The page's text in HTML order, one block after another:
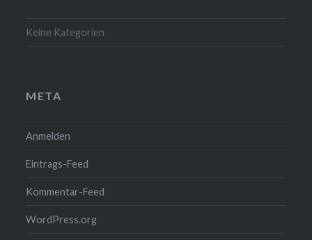
Keine Kategorien
META
Anmelden
Eintrags-Feed
Kommentar-Feed
WordPress.org